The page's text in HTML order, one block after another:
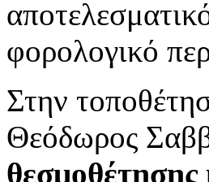
φορολογικό
Στην
Θεόδωρος